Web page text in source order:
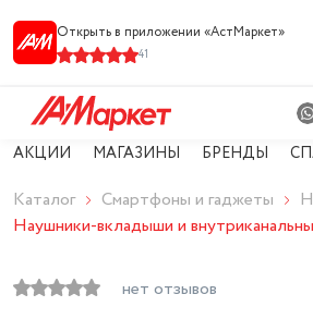
Открыть в приложении «АстМарке‪т‬»
41
АКЦИИ МАГАЗИНЫ БРЕНДЫ
Каталог Смартфоны и гаджеты
Наушники-вкладыши и
нет отзывов